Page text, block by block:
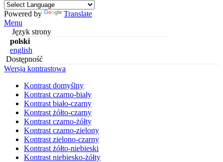
Powered by
Translate
Menu
Język strony
polski
english
Dostępność
Wersja kontrastowa
Kontrast domyślny
Kontrast czarno-biały
Kontrast biało-czarny
Kontrast żółto-czarny
Kontrast czarno-żółty
Kontrast czarno-zielony
Kontrast zielono-czarny
Kontrast żółto-niebieski
Kontrast niebiesko-żółty